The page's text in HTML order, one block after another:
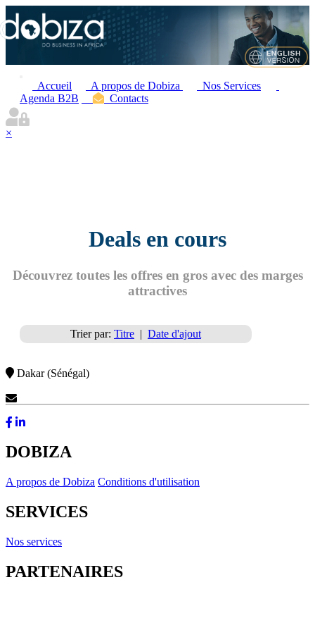
Accueil A propos de Dobiza
Nos Services
Agenda B2B
Contacts
×
Deals en cours
Découvrez toutes les offres en gros avec des marges
attractives
Trier par: Titre | Date d'ajout
Dakar (Sénégal)
DOBIZA
A propos de Dobiza Conditions d'utilisation
SERVICES
Nos services
PARTENAIRES